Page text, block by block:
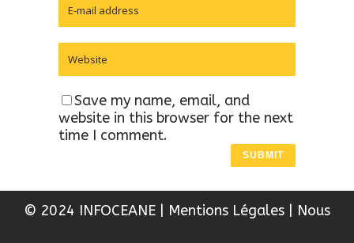
Save my name, email, and
website in this browser for the next
time I comment.
© 2024 INFOCEANE Mentions Légales Nous